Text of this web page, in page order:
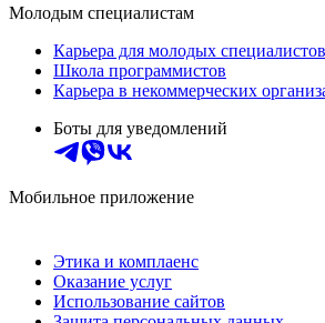
Молодым специалистам
Карьера для молодых специалистов
Школа программистов
Карьера в некоммерческих
Боты для уведомлений
Мобильное приложение
Этика и комплаенс
Оказание услуг
Использование сайтов